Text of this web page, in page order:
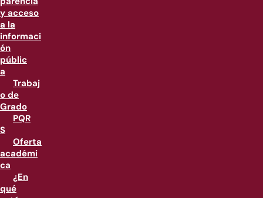
y acceso
a la
informaci
ón
públic
a
Trabaj
o de
Grado
PQR
S
Oferta
académi
ca
¿En
qué